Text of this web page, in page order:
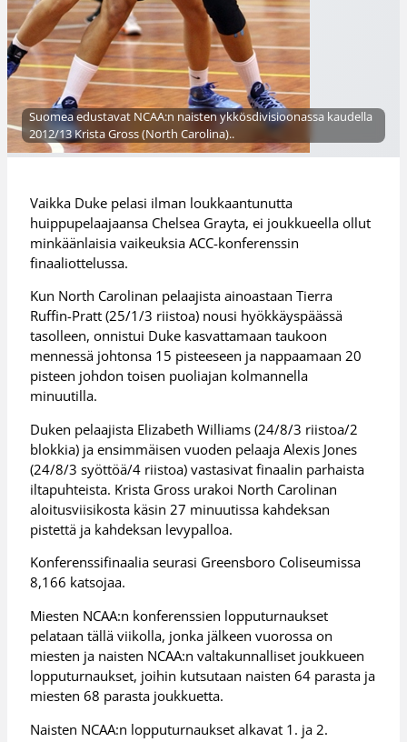
Suomea edustavat NCAA:n naisten ykkösdivisioonassa kaudella
2012/13 Krista Gross (North Carolina)..
Vaikka Duke pelasi ilman loukkaantunutta
huippupelaajaansa Chelsea Grayta, ei joukkueella ollut
minkäänlaisia vaikeuksia ACC-konferenssin
finaaliottelussa.
Kun North Carolinan pelaajista ainoastaan Tierra
Ruffin-Pratt (25/1/3 riistoa) nousi hyökkäyspäässä
tasolleen, onnistui Duke kasvattamaan taukoon
mennessä johtonsa 15 pisteeseen ja nappaamaan 20
pisteen johdon toisen puoliajan kolmannella
minuutilla.
Duken pelaajista Elizabeth Williams (24/8/3 riistoa/2
blokkia) ja ensimmäisen vuoden pelaaja Alexis Jones
(24/8/3 syöttöä/4 riistoa) vastasivat finaalin parhaista
iltapuhteista. Krista Gross urakoi North Carolinan
aloitusviisikosta käsin 27 minuutissa kahdeksan
pistettä ja kahdeksan levypalloa.
Konferenssifinaalia seurasi Greensboro Coliseumissa
8,166 katsojaa.
Miesten NCAA:n konferenssien lopputurnaukset
pelataan tällä viikolla, jonka jälkeen vuorossa on
miesten ja naisten NCAA:n valtakunnalliset joukkueen
lopputurnaukset, joihin kutsutaan naisten 64 parasta ja
miesten 68 parasta joukkuetta.
Naisten NCAA:n lopputurnaukset alkavat 1. ja 2.